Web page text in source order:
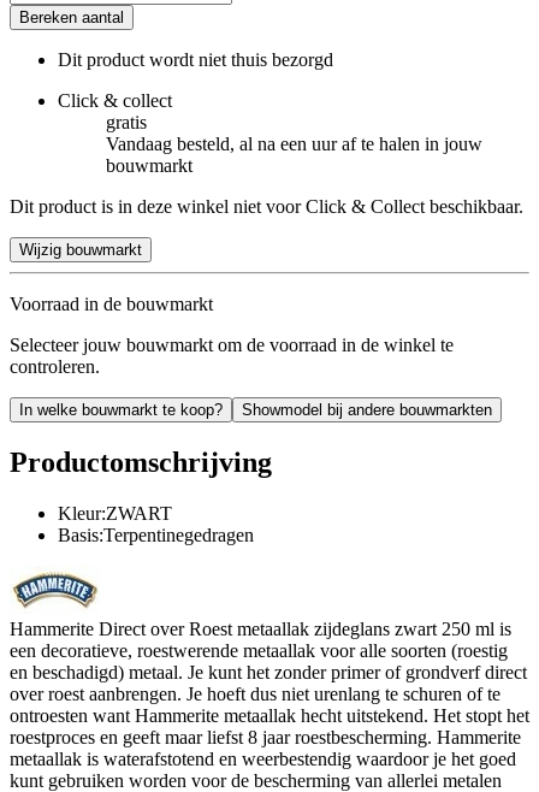
Bereken aantal
Dit product wordt niet thuis bezorgd
Click & collect
gratis
Vandaag besteld, al na een uur af te halen in jouw
bouwmarkt
Dit product is in deze winkel niet voor Click & Collect beschikbaar.
Wijzig bouwmarkt
Voorraad in de bouwmarkt
Selecteer jouw bouwmarkt om de voorraad in de winkel te
controleren.
In welke bouwmarkt te koop? Showmodel bij andere bouwmarkten
Productomschrijving
Kleur:ZWART
Basis:Terpentinegedragen
Hammerite Direct over Roest metaallak zijdeglans zwart 250 ml is
een decoratieve, roestwerende metaallak voor alle soorten (roestig
en beschadigd) metaal. Je kunt het zonder primer of grondverf direct
over roest aanbrengen. Je hoeft dus niet urenlang te schuren of te
ontroesten want Hammerite metaallak hecht uitstekend. Het stopt het
roestproces en geeft maar liefst 8 jaar roestbescherming. Hammerite
metaallak is waterafstotend en weerbestendig waardoor je het goed
kunt gebruiken worden voor de bescherming van allerlei metalen